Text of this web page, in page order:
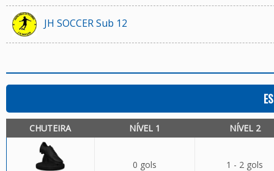
JH SOCCER Sub 12
CHUTEIRA NÍVEL 1 NÍVEL 2
0 gols 1 - 2 gols